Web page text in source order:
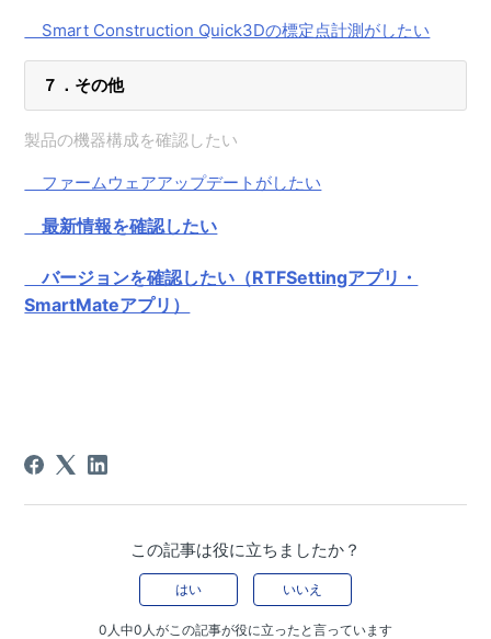
Smart Construction Quick3Dの標定点計測がしたい
７．その他
製品の機器構成を確認したい
ファームウェアアップデートがしたい
最新情報を確認したい
バージョンを確認したい（RTFSettingアプリ・
SmartMateアプリ）
この記事は役に立ちましたか？
はい いいえ
0人中0人がこの記事が役に立ったと言っています